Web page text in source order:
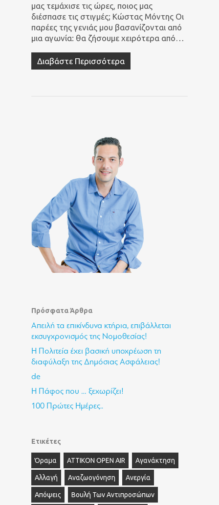
μας τεμάχισε τις ώρες, ποιος μας
διέσπασε τις στιγμές; Κώστας Μόντης Οι
παρέες της γενιάς μου βασανίζονται από
μια αγωνία: θα ζήσουμε χειρότερα από…
Διαβάστε Περισσότερα
Πρόσφατα Άρθρα
Απειλή τα επικίνδυνα κτήρια, επιβάλλεται
εκσυγχρονισμός της Νομοθεσίας!
Η Πολιτεία έχει βασική υποχρέωση τη
διαφύλαξη της Δημόσιας Ασφάλειας!
de
Η Πάφος που … ξεχωρίζει!
100 Πρώτες Ημέρες..
Ετικέτες
Όραμα ΑΤΤΙΚΟΝ OPEN AIR Αγανάκτηση
Αλλαγή Αναζωογόνηση Ανεργία
Απόψεις Βουλή Των Αντιπροσώπων